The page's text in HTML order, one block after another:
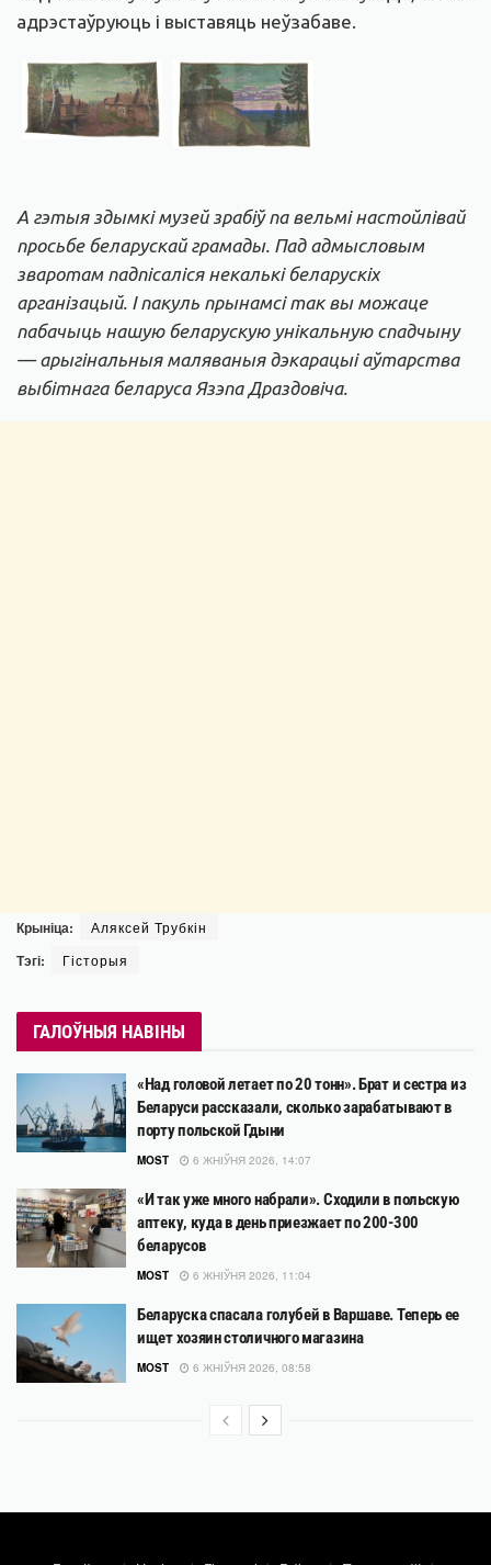
адрэстаўруюць і выставяць неўзабаве.
А гэтыя здымкі музей зрабіў па вельмі настойлівай
просьбе беларускай грамады. Пад адмысловым
зваротам падпісаліся некалькі беларускіх
арганізацый. І пакуль прынамсі так вы можаце
пабачыць нашую беларускую унікальную спадчыну
— арыгінальныя маляваныя дэкарацыі аўтарства
выбітнага беларуса Язэпа Драздовіча.
Крыніца: Аляксей Трубкін
Тэгі: Гісторыя
ГАЛОЎНЫЯ НАВІНЫ
«Над головой летает по 20 тонн». Брат и сестра из
Беларуси рассказали, сколько зарабатывают в
порту польской Гдыни
MOST 6 ЖНІЎНЯ 2026, 14:07
«И так уже много набрали». Сходили в польскую
аптеку, куда в день приезжает по 200-300
беларусов
MOST 6 ЖНІЎНЯ 2026, 11:04
Беларуска спасала голубей в Варшаве. Теперь ее
ищет хозяин столичного магазина
MOST 6 ЖНІЎНЯ 2026, 08:58